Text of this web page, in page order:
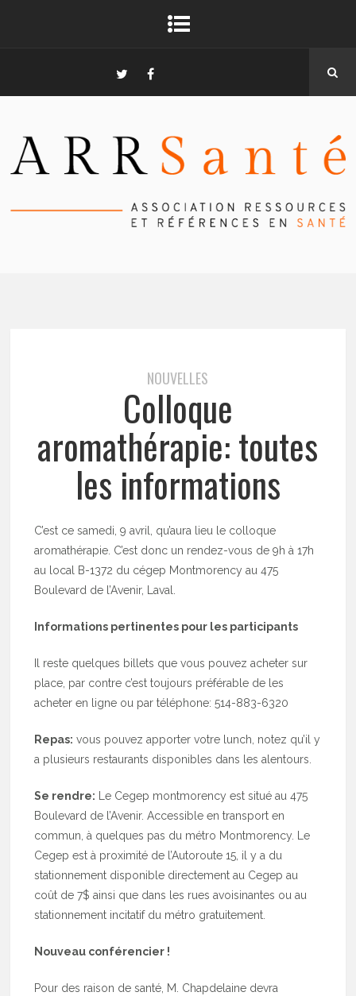
NOUVELLES
Colloque
aromathérapie: toutes
les informations
C’est ce samedi, 9 avril, qu’aura lieu le colloque
aromathérapie. C’est donc un rendez-vous de 9h à 17h
au local B-1372 du cégep Montmorency au 475
Boulevard de l’Avenir, Laval.
Informations pertinentes pour les participants
Il reste quelques billets que vous pouvez acheter sur
place, par contre c’est toujours préférable de les
acheter en ligne ou par téléphone: 514-883-6320
Repas: vous pouvez apporter votre lunch, notez qu’il y
a plusieurs restaurants disponibles dans les alentours.
Se rendre: Le Cegep montmorency est situé au 475
Boulevard de l’Avenir. Accessible en transport en
commun, à quelques pas du métro Montmorency. Le
Cegep est à proximité de l’Autoroute 15, il y a du
stationnement disponible directement au Cegep au
coût de 7$ ainsi que dans les rues avoisinantes ou au
stationnement incitatif du métro gratuitement.
Nouveau conférencier !
Pour des raison de santé, M. Chapdelaine devra